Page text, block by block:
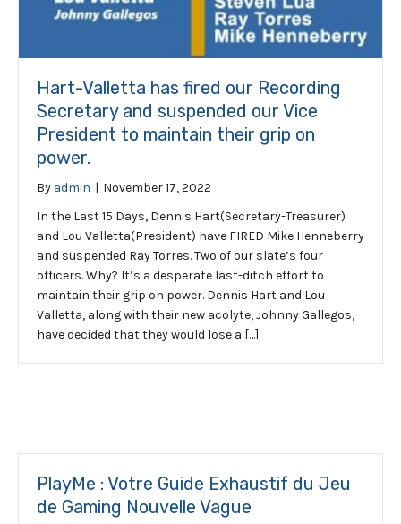
Hart-Valletta has fired our Recording
Secretary and suspended our Vice
President to maintain their grip on
power.
By admin | November 17, 2022
In the Last 15 Days, Dennis Hart(Secretary-Treasurer)
and Lou Valletta(President) have FIRED Mike Henneberry
and suspended Ray Torres. Two of our slate’s four
officers. Why? It’s a desperate last-ditch effort to
maintain their grip on power. Dennis Hart and Lou
Valletta, along with their new acolyte, Johnny Gallegos,
have decided that they would lose a […]
PlayMe : Votre Guide Exhaustif du Jeu
de Gaming Nouvelle Vague